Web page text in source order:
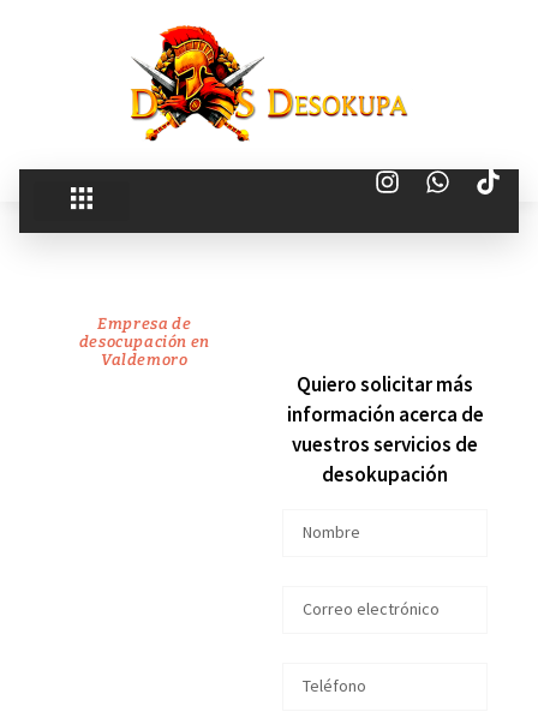
Empresa de
desocupación en
Valdemoro
RecuperamosQuiero solicitar más
información acerca de
vuestros servicios de
desokupación